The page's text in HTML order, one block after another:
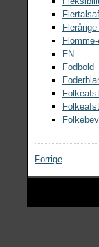
FN
Fodbold
Forrige